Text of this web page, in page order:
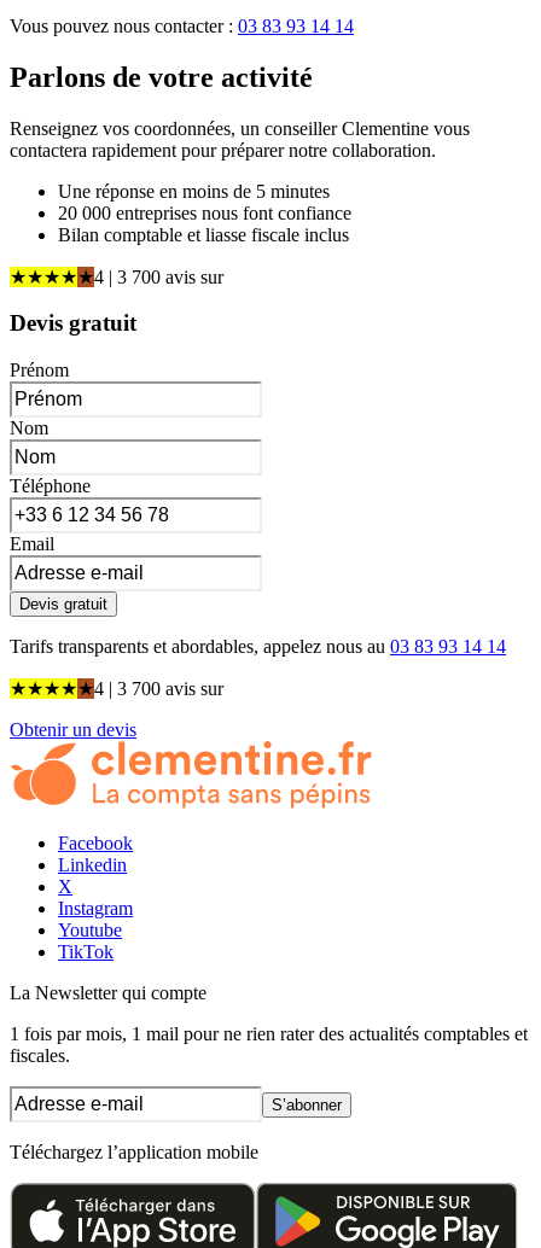
Vous pouvez nous contacter : 03 83 93 14 14
Parlons de votre activité
Renseignez vos coordonnées, un conseiller Clementine vous
contactera rapidement pour préparer notre collaboration.
Une réponse en moins de 5 minutes
20 000 entreprises nous font confiance
Bilan comptable et liasse fiscale inclus
★★★★★4 | 3 700 avis sur
Devis gratuit
Prénom
Nom
Téléphone
Email
Devis gratuit
Tarifs transparents et abordables, appelez nous au 03 83 93 14 14
★★★★★4 | 3 700 avis sur
Obtenir un devis
Facebook
Linkedin
X
Instagram
Youtube
TikTok
La Newsletterqui compte
1 fois par mois, 1 mail pour ne rien rater des actualités comptables et
fiscales.
S’abonner
Téléchargez l’application mobile